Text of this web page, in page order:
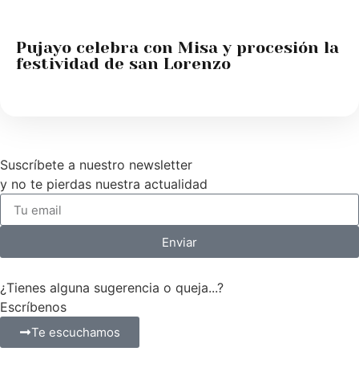
Pujayo celebra con Misa y procesión la
festividad de san Lorenzo
Suscríbete a nuestro newsletter
y no te pierdas nuestra actualidad
Enviar
¿Tienes alguna sugerencia o queja...?
Escríbenos
Te escuchamos